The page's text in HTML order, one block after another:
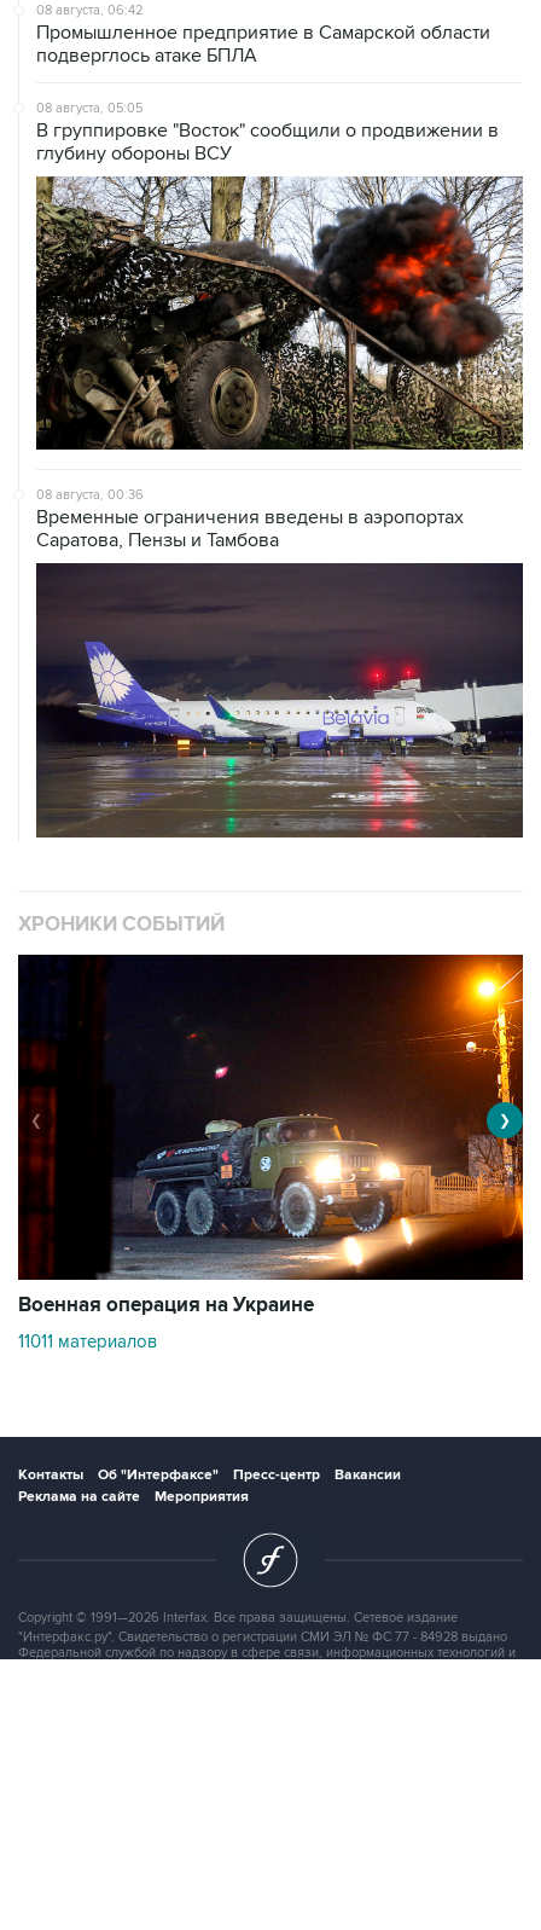
08 августа, 06:42
Промышленное предприятие в Самарской области
подверглось атаке БПЛА
08 августа, 05:05
В группировке "Восток" сообщили о продвижении в
глубину обороны ВСУ
08 августа, 00:36
Временные ограничения введены в аэропортах
Саратова, Пензы и Тамбова
ХРОНИКИ СОБЫТИЙ
Военная операция на Украине
11011 материалов
❮ ❯
Контакты Об "Интерфаксе" Пресс-центр
Вакансии
Реклама на сайте
Мероприятия
Copyright © 1991—2026 Interfax. Все права защищены. Сетевое издание
"Интерфакс.ру". Свидетельство о регистрации СМИ ЭЛ № ФС 77 - 84928 выдано
Федеральной службой по надзору в сфере связи, информационных технологий и